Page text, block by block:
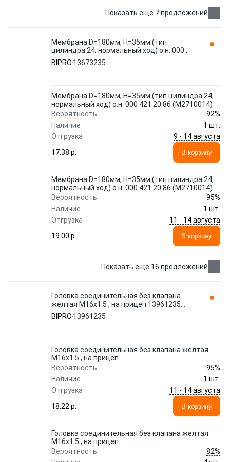
Показать еще 7 предложений
Мембрана D=180мм, H=35мм (тип
цилиндра 24, нормальный ход) о.н. 000
421 20 86 (M2710014) 13673235 BIPRO
BIPRO 13673235
Мембрана D=180мм, H=35мм (тип цилиндра 24,
нормальный ход) о.н. 000 421 20 86 (M2710014)
Вероятность
92%
Наличие
1 шт.
Отгрузка
9 - 14 августа
17.38 p.
В корзину
Мембрана D=180мм, H=35мм (тип цилиндра 24,
нормальный ход) о.н. 000 421 20 86 (M2710014)
Вероятность
95%
Наличие
1 шт.
Отгрузка
11 - 14 августа
19.00 p.
В корзину
Показать еще 16 предложений
Головка соединительная без клапана
желтая M16x1.5 , на прицеп 13961235
BIPRO
BIPRO 13961235
Головка соединительная без клапана желтая
M16x1.5 , на прицеп
Вероятность
95%
Наличие
1 шт.
Отгрузка
11 - 14 августа
18.22 p.
В корзину
Головка соединительная без клапана желтая
M16x1.5 , на прицеп
Вероятность
82%